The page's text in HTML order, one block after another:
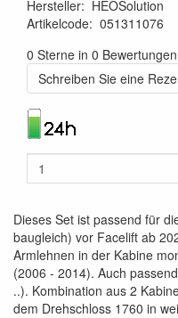
Hersteller: HEOSolution
Artikelcode: 051311076
0 Sterne in 0 Bewertungen
Schreiben Sie eine
Dieses Set ist passend für
baugleich) vor Facelift ab
Armlehnen in der Kabine
(2006 - 2014). Auch
..). Kombination aus 2
dem Drehschloss 1760 in